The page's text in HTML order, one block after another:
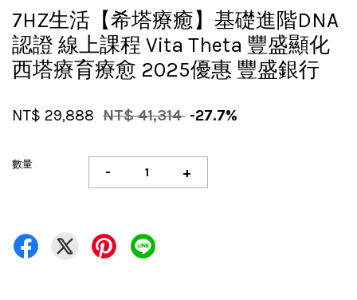
7HZ生活【希塔療癒】基礎進階DNA
認證 線上課程 Vita Theta 豐盛顯化
西塔療育療愈 2025優惠 豐盛銀行
NT$ 29,888 NT$ 41,314 -27.7%
數量 - +